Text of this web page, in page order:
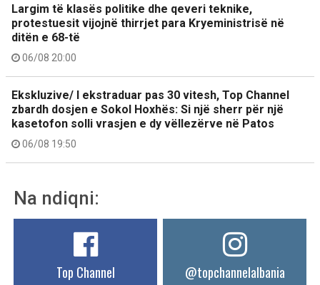
Largim të klasës politike dhe qeveri teknike,
protestuesit vijojnë thirrjet para Kryeministrisë në
ditën e 68-të
06/08 20:00
Ekskluzive/ I ekstraduar pas 30 vitesh, Top Channel
zbardh dosjen e Sokol Hoxhës: Si një sherr për një
kasetofon solli vrasjen e dy vëllezërve në Patos
06/08 19:50
Na ndiqni:
Top Channel @topchannelalbania